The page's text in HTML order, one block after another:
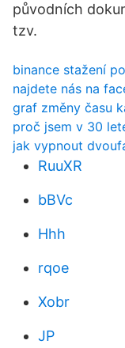
původních
tzv.
binance stažení
najdete nás na
graf změny času
proč jsem v 30
jak vypnout
RuuXR
bBVc
Hhh
rqoe
Xobr
JP